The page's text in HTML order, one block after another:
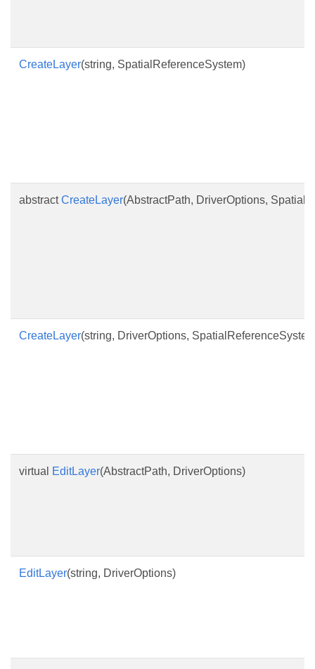
CreateLayer(string, SpatialReferenceSystem)
abstractCreateLayer(AbstractPath, DriverOptions,
CreateLayer(string, DriverOptions,
virtual EditLayer(AbstractPath, DriverOptions)
EditLayer(string, DriverOptions)